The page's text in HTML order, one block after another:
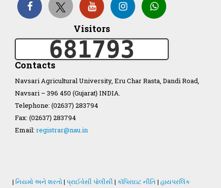
Organization Structure
ખેડુત માર્ગદર્શિકા
Accreditation Certificate
GAU Act 2004
Statastics
Visitors
681793
Contacts
Navsari Agricultural University, Eru Char Rasta, Dandi Road,
Navsari – 396 450 (Gujarat) INDIA.
Telephone: (02637) 283794
Fax: (02637) 283794
Email: registrar@nau.in
| નિયમો અને શરતો| પ્રાઈવેસી પોલીસી | કૉપિરાઇટ નીતિ | હાયપરલિંક